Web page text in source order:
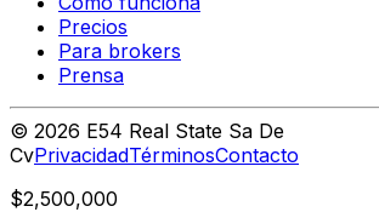
Precios
Para brokers
Prensa
© 2026 E54 Real State Sa De
CvPrivacidadTérminosContacto
$2,500,000